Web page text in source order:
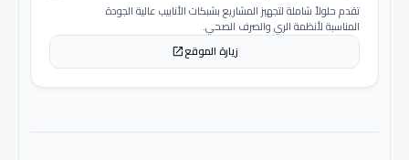
تقدم حلولاً شاملة لتجهيز المشاريع بشبكات الأنابيب عالية الجودة
المناسبة لأنظمة الري والصرف الصحي.
زيارة الموقعopen_in_new